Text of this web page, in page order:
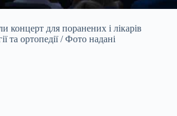
концерт для поранених і лікарів
та ортопедії / Фото надані